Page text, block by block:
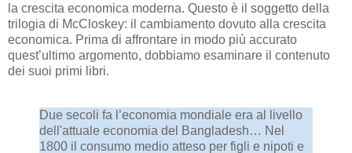
la crescita economica moderna. Questo è il soggetto della
trilogia di McCloskey: il cambiamento dovuto alla crescita
economica. Prima di affrontare in modo più accurato
quest’ultimo argomento, dobbiamo esaminare il contenuto
dei suoi primi libri.
Due secoli fa l’economia mondiale era al livello
dell'attuale economia del Bangladesh… Nel
1800 il consumo medio atteso per figli e nipoti e